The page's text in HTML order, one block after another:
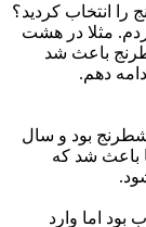
انتخاب کردید؟
مثلا در هشت
باعث شد
دهم.
بود و سال
باعث شد که
بود اما وارد